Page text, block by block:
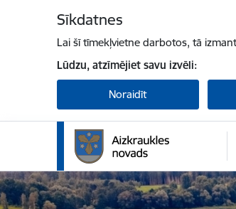
Sīkdatnes
Lai šī tīmekļvietne darbotos, tā
Lūdzu, atzīmējiet savu izvēli:
Noraidīt
Aizkraukles novada pašvaldība